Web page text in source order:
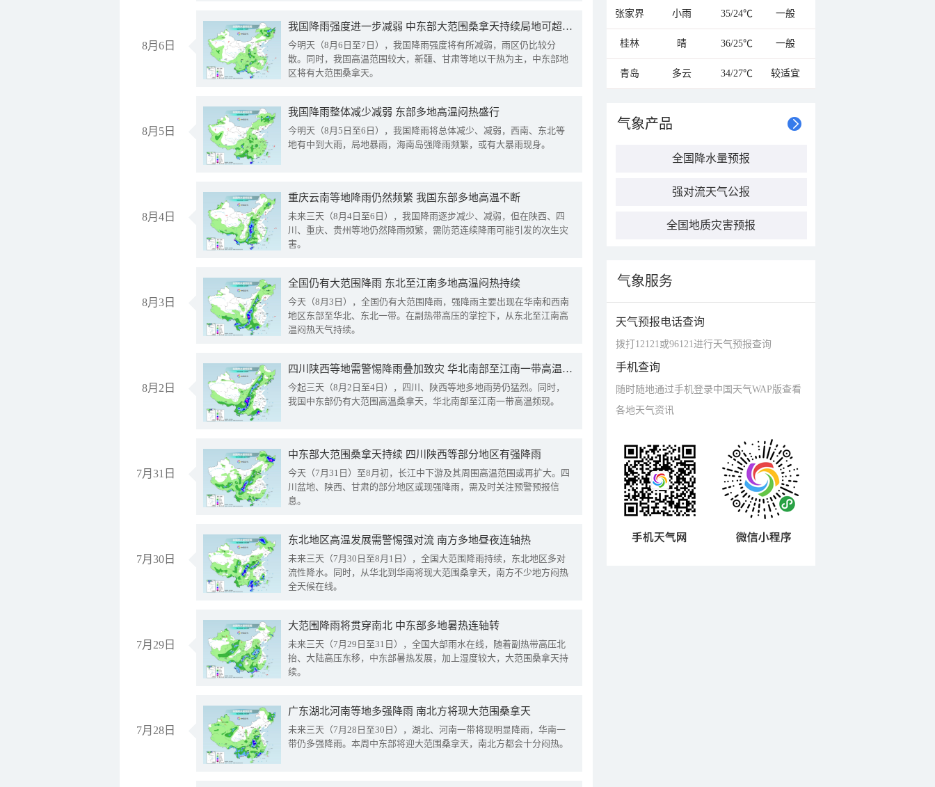
8月6日
我国降雨强度进一步减弱 中东部大范围桑拿天持续局地可超38℃
今明天（8月6日至7日），我国降雨强度将有所减弱，雨区仍比较分
散。同时，我国高温范围较大，新疆、甘肃等地以干热为主，中东部地
区将有大范围桑拿天。
8月5日
我国降雨整体减少减弱 东部多地高温闷热盛行
今明天（8月5日至6日），我国降雨将总体减少、减弱，西南、东北等
地有中到大雨，局地暴雨，海南岛强降雨频繁，或有大暴雨现身。
8月4日
重庆云南等地降雨仍然频繁 我国东部多地高温不断
未来三天（8月4日至6日），我国降雨逐步减少、减弱，但在陕西、四
川、重庆、贵州等地仍然降雨频繁，需防范连续降雨可能引发的次生灾
害。
8月3日
全国仍有大范围降雨 东北至江南多地高温闷热持续
今天（8月3日），全国仍有大范围降雨，强降雨主要出现在华南和西南
地区东部至华北、东北一带。在副热带高压的掌控下，从东北至江南高
温闷热天气持续。
8月2日
四川陕西等地需警惕降雨叠加致灾 华北南部至江南一带高温频现
今起三天（8月2日至4日），四川、陕西等地多地雨势仍猛烈。同时，
我国中东部仍有大范围高温桑拿天，华北南部至江南一带高温频现。
7月31日
中东部大范围桑拿天持续 四川陕西等部分地区有强降雨
今天（7月31日）至8月初，长江中下游及其周围高温范围或再扩大。四
川盆地、陕西、甘肃的部分地区或现强降雨，需及时关注预警预报信
息。
7月30日
东北地区高温发展需警惕强对流 南方多地昼夜连轴热
未来三天（7月30日至8月1日），全国大范围降雨持续，东北地区多对
流性降水。同时，从华北到华南将现大范围桑拿天，南方不少地方闷热
全天候在线。
7月29日
大范围降雨将贯穿南北 中东部多地暑热连轴转
未来三天（7月29日至31日），全国大部雨水在线，随着副热带高压北
抬、大陆高压东移，中东部暑热发展，加上湿度较大，大范围桑拿天持
续。
7月28日
广东湖北河南等地多强降雨 南北方将现大范围桑拿天
未来三天（7月28日至30日），湖北、河南一带将现明显降雨，华南一
带仍多强降雨。本周中东部将迎大范围桑拿天，南北方都会十分闷热。
张家界 小雨 35/24℃ 一般
桂林 晴 36/25℃ 一般
青岛 多云 34/27℃ 较适宜
气象产品
全国降水量预报
强对流天气公报
全国地质灾害预报
气象服务
天气预报电话查询
拨打12121或96121进行天气预报查询
手机查询
随时随地通过手机登录中国天气WAP版查看
各地天气资讯